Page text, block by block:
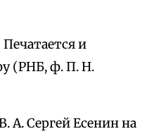
Печатается и
(РНБ, ф. П. Н.
А. Сергей Есенин на